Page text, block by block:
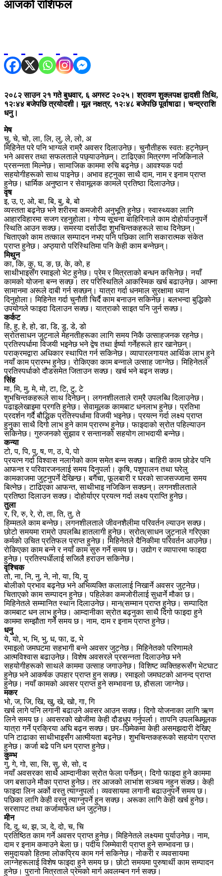
आजको राशिफल
२०८२ साउन २१ गते बुधवार, ६ अगस्ट २०२५। श्रावण शुक्लपक्ष द्वादशी तिथि,
१२ः४४ बजेपछि त्रयोदशी। मूल नक्षत्र, १२ः४८ बजेपछि पूर्वाषाढा। चन्द्रराशि
धनु।
मेष
चु, चे, चो, ला, लि, लु, ले, लो, अ
मिहिनेत परे पनि भाग्यले राम्रै अवसर दिलाउनेछ। चुनौतीहरू स्वतः हट्नेछन्
भने अवसर तथा सफलताले पछ्याउनेछन्। टाढिएका मित्रगण नजिकिनाले
प्रसन्नता मिल्नेछ। सामाजिक काममा रुचि बढ्नेछ। आवश्यक पर्दा
सहयोगीहरूको साथ पाइनेछ। अभाव हट्नुका साथै दाम, नाम र इनाम प्राप्त
हुनेछ। धार्मिक अनुष्ठान र सेवामूलक कामले प्रतिष्ठा दिलाउनेछ।
वृष
इ, उ, ए, ओ, बा, बि, बु, बे, बो
व्यस्तता बढ्नेछ भने शरीरमा कमजोरी अनुभूति हुनेछ। स्वास्थ्यका लागि
आहारविहारमा सजग रहनुहोला। गोप्य सूचना बाहिरिनाले काम दोहोर्याउनुपर्ने
स्थिति आउन सक्छ। समस्या दर्साउँदा शुभचिन्तकहरूले साथ दिनेछन्।
चिताएको काम तत्काल सम्पादन नभए पनि पछिका लागि सकारात्मक संकेत
प्राप्त हुनेछ। अप्ठ्यारो परिस्थितिमा पनि केही काम बन्नेछन्।
मिथुन
का, कि, कु, घ, ङ, छ, के, को, ह
साथीभाइसँग रमाइलो भेट हुनेछ। प्रेम र मित्रताको बन्धन कसिनेछ। नयाँ
कामको योजना बन्न सक्छ। तर परिस्थितिले आकस्मिक खर्च बढाउनेछ। आफ्ना
सामानमा अरूले दाबी गर्न सक्छन्। यात्रा गर्दा धनमाल सुरक्षामा ध्यान
दिनुहोला। मिहिनेत गर्दा चुनौती चिर्दै काम बनाउन सकिनेछ। बलभन्दा बुद्धिको
उपयोगले फाइदा दिलाउन सक्छ। यात्राको साइत पनि जुर्न सक्छ।
कर्कट
हि, हु, हे, हो, डा, डि, डु, डे, डो
स्रोतसाधन जुट्नाले मेहनतीहरूका लागि समय निकै उत्साहजनक रहनेछ।
प्रतिस्पर्धामा विजयी भइनेछ भने द्वेष तथा ईर्ष्या गर्नेहरूले हार खानेछन्।
पराक्रमद्वारा अधिकार स्थापित गर्न सकिनेछ। व्यापारलगायत आर्थिक लाभ हुने
नयाँ काम प्रारम्भ हुनेछ। रोकिएका काम बन्नाले उत्साह जाग्नेछ। मिहिनेतले
प्रतिस्पर्धाको दौडसमेत जिताउन सक्छ। खर्च भने बढ्न सक्छ।
सिंह
मा, मि, मु, मे, मो, टा, टि, टु, टे
शुभचिन्तकहरूले साथ दिनेछन्। लगनशीलताले राम्रै उपलब्धि दिलाउनेछ।
पढाइलेखाइमा प्रगति हुनेछ। सेवामूलक कामबाट धनलाभ हुनेछ। प्रतिभा
प्रदर्शन गर्दै बौद्धिक प्रतिस्पर्धामा विजयी भइनेछ। प्रयत्न गर्दा लक्ष्य प्राप्त
हुनुका साथै दिगो लाभ हुने काम प्रारम्भ हुनेछ। फाइदाको स्रोत पहिल्याउन
सकिनेछ। गुरुजनको सुझाव र सन्तानको सहयोग लाभदायी बन्नेछ।
कन्या
टो, प, पि, पु, ष, ण, ठ, पे, पो
प्रयत्न गर्दा विश्वास नलागेको काम समेत बन्न सक्छ। बाहिरी काम छोडेर पनि
आफन्त र परिवारजनलाई समय दिनुपर्ला। कृषि, पशुपालन तथा घरेलु
कामकाजमा जुट्नुपर्ने देखिन्छ। बगैंचा, फूलबारी र घरको साजसज्जामा समय
बित्नेछ। टाढिएका आफन्त, साथीभाइ नजिकिन सक्छन्। लगनशीलताले
प्रतिष्ठा दिलाउन सक्छ। दोहोर्याएर प्रयत्न गर्दा लक्ष्य प्राप्ति हुनेछ।
तुला
र, रि, रु, रे, रो, ता, ति, तु, ते
हिम्मतले काम बन्नेछ। लगनशीलताले जीवनशैलीमा परिवर्तन ल्याउन सक्छ।
छोटो समयमा राम्रो उपलब्धि हातलागी हुनेछ। स्रोत(साधन जुट्नाले गरिएका
कर्मको उचित प्रतिफल प्राप्त हुनेछ। मिहिनेतले दैनिकीमा परिवर्तन आउनेछ।
रोकिएका काम बन्ने र नयाँ काम सुरु गर्ने समय छ। उद्योग र व्यापारमा फाइदा
हुनेछ। प्रतिस्पर्धीलाई सजिलै हराउन सकिनेछ।
वृश्चिक
तो, ना, नि, नु, ने, नो, या, यि, यु
बोलीको प्रभाव बढ्नेछ भने अभिव्यक्ति कलालाई निखार्ने अवसर जुट्नेछ।
चिताएको काम सम्पादन हुनेछ। पहिलेका कमजोरीलाई सुधार्ने मौका छ।
मिहिनेतले सम्मानित स्थान दिलाउनेछ। मान(सम्मान प्राप्त हुनेछ। सम्पादित
कामबाट धन लाभ हुनेछ। आम्दानीका स्रोत बढ्नुका साथै दिगो फाइदा हुने
काममा सम्झौता गर्ने समय छ। नाम, दाम र इनाम प्राप्त हुनेछ।
धनु
ये, यो, भ, भि, भु, ध, फा, ढ, भे
रमाइलो जमघटमा सहभागी बन्ने अवसर जुट्नेछ। मिहिनेतको परिणामले
आत्मविश्वास बढाउनेछ। विशेष अवसरले प्रसन्नता दिलाउनेछ भने
सहयोगीहरूको साथले काममा उत्साह जगाउनेछ। विशिष्ट व्यक्तिहरूसँग भेटघाट
हुनेछ भने आकर्षक उपहार प्राप्त हुन सक्छ। रमाइलो जमघटको आनन्द प्राप्त
हुनेछ। नयाँ कामको अवसर प्राप्त हुने सम्भावना छ, हौसला जाग्नेछ।
मकर
भो, ज, जि, खि, खु, खे, खो, गा, गि
खर्च लागे पनि लगानी बढाउने अवसर आउन सक्छ। दिगो योजनाका लागि ऋण
लिने समय छ। अवसरको खोजीमा केही दौडधुप गर्नुपर्ला। तापनि उपलब्धिमूलक
यात्रा गर्ने प्रक्रिया अघि बढ्न सक्छ। छर–छिमेकमा केही असमझदारी देखिए
पनि टाढाका साथीभाइसँग आत्मीयता बढ्नेछ। शुभचिन्तकहरूको सहयोग प्राप्त
हुनेछ। कर्जा बढे पनि धन प्राप्त हुनेछ।
कुम्भ
गु, गे, गो, सा, सि, सु, से, सो, द
नयाँ अवसरका साथै आम्दानीका स्रोत फेला पर्नेछन्। दिगो फाइदा हुने काममा
जग बसाउने मौका प्राप्त हुनेछ। तर आजको लाभांश सञ्चय नहुन सक्छ। केही
फाइदा लिन अर्को वस्तु त्याग्नुपर्ला। व्यवसायमा लगानी बढाउनुपर्ने समय छ।
पछिका लागि केही वस्तु त्याग्नुपर्ने हुन सक्छ। अरूका लागि केही खर्च हुनेछ।
सरसापट तथा कर्जामार्फत धन जुट्नेछ।
मीन
दि, दु, थ, झ, ञ, दे, दो, च, चि
प्रतिष्ठित काम गर्ने अवसर प्राप्त हुनेछ। मिहिनेतले लक्ष्यमा पुर्याउनेछ। नाम,
दाम र इनाम कमाउने बेला छ। पदीय जिम्मेवारी प्राप्त हुने सम्भावना छ।
समुदायको हितमा लोकप्रिय काम गर्न सकिनेछ। नोकरी र व्यवसायमा
लाग्नेहरूलाई विशेष फाइदा हुने समय छ। छोटो समयमा पुरुषार्थी काम सम्पादन
हुनेछ। पुरानो मित्रताले प्रेमको मार्ग अवलम्बन गर्न सक्छ।